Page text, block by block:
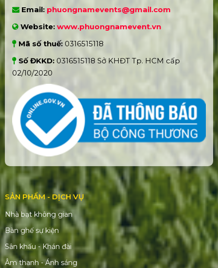
Email: phuongnamevents@gmail.com
Website: www.phuongnamevent.vn
Mã số thuế: 0316515118
Số ĐKKD: 0316515118 Sở KHĐT Tp. HCM cấp
02/10/2020
SẢN PHẨM - DỊCH VỤ
Nhà bạt không gian
Bàn ghế sự kiện
Sân khấu - Khán đài
Âm thanh - Ánh sáng